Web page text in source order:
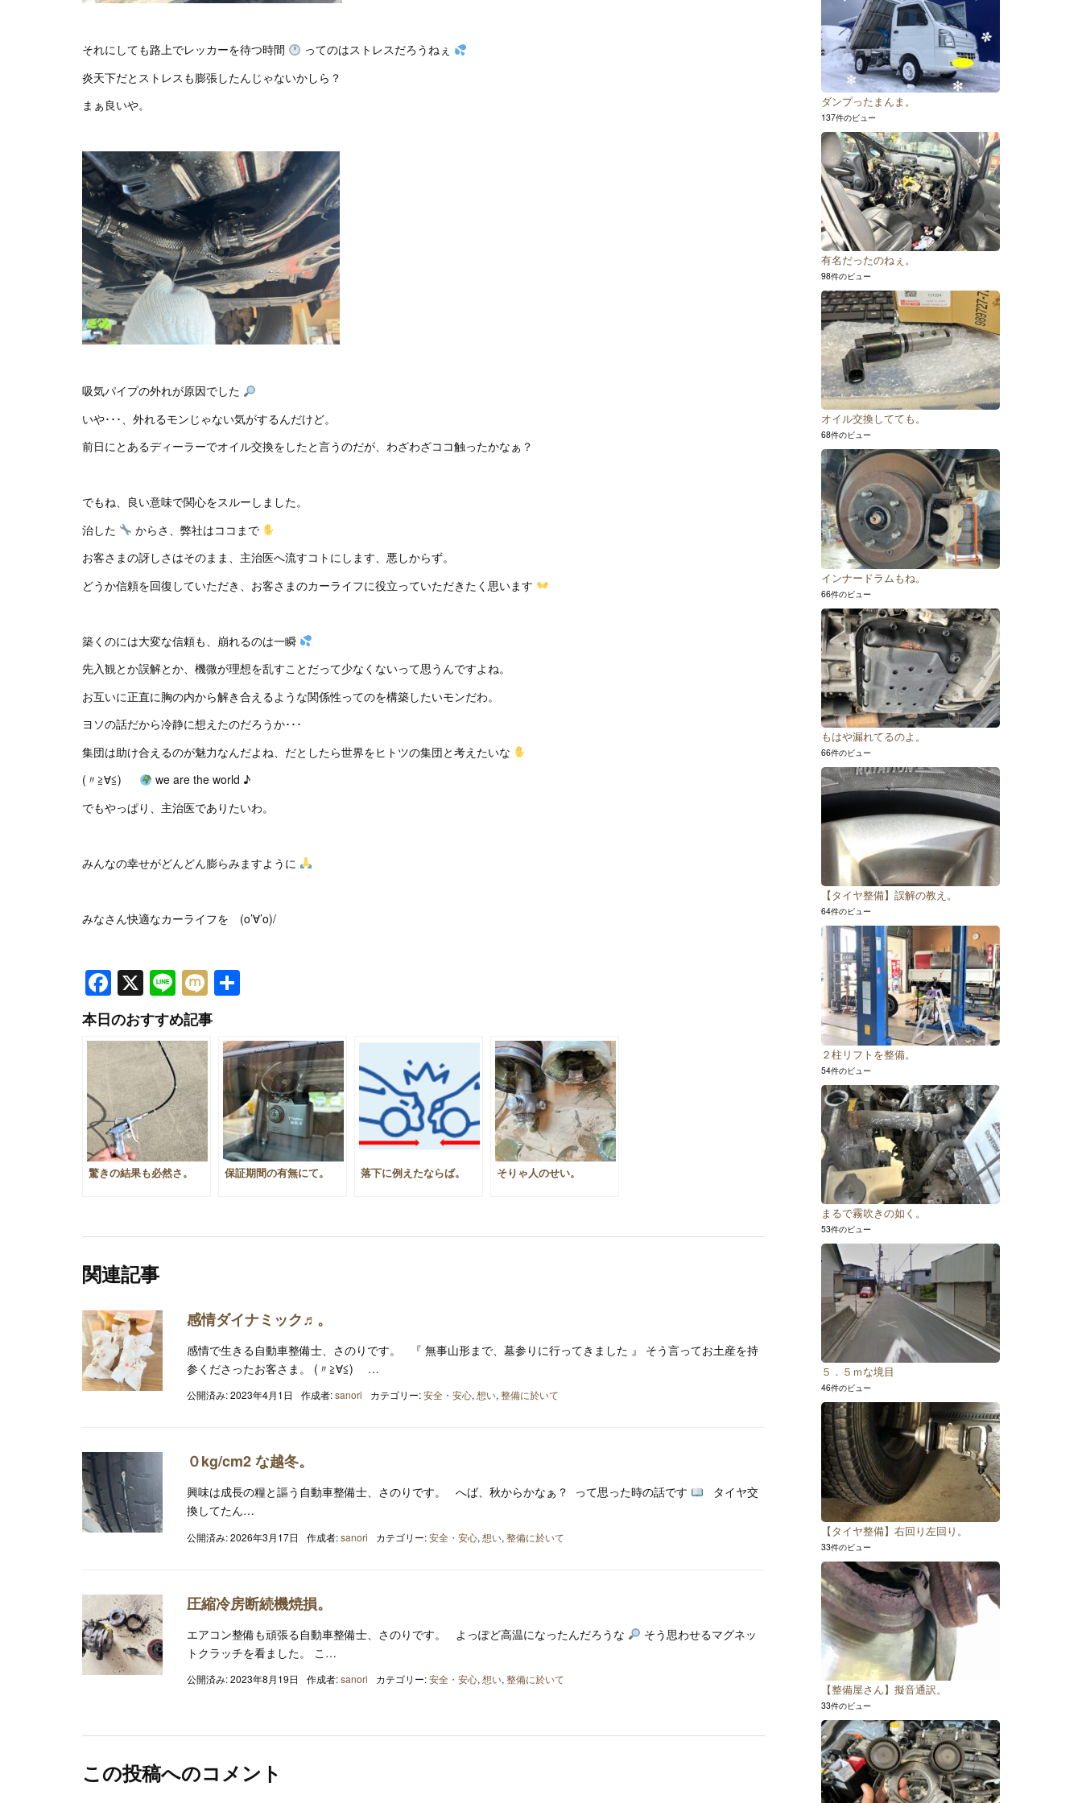
それにしても路上でレッカーを待つ時間
ってのはストレスだろうねぇ
炎天下だとストレスも膨張したんじゃないかしら？
まぁ良いや。
吸気パイプの外れが原因でした
いや･･･、外れるモンじゃない気がするんだけど。
前日にとあるディーラーでオイル交換をしたと言うのだが、わざわざココ触ったかなぁ？
でもね、良い意味で関心をスルーしました。
治した
からさ、弊社はココまで
お客さまの訝しさはそのまま、主治医へ流すコトにします、悪しからず。
どうか信頼を回復していただき、お客さまのカーライフに役立っていただきたく思います
築くのには大変な信頼も、崩れるのは一瞬
先入観とか誤解とか、機微が理想を乱すことだって少なくないって思うんですよね。
お互いに正直に胸の内から解き合えるような関係性ってのを構築したいモンだわ。
ヨソの話だから冷静に想えたのだろうか･･･
集団は助け合えるのが魅力なんだよね、だとしたら世界をヒトツの集団と考えたいな
(〃≧∀≦)ゞ
we are the world ♪
でもやっぱり、主治医でありたいわ。
みんなの幸せがどんどん膨らみますように
みなさん快適なカーライフを (o’∀’o)/
Facebook
X LineMixi
本日のおすすめ記事
驚きの結果も必然さ。 保証期間の有無にて。 落下に例えたならば。 そりゃ人のせい。
関連記事
感情ダイナミック♬。
感情で生きる自動車整備士、さのりです。 『 無事山形まで、墓参りに行ってきました 』 そう言ってお土産を持
参くださったお客さま。 (〃≧∀≦)ゞ …
公開済み: 2023年4月1日 作成者:sanori カテゴリー:安全・安心, 想い, 整備に於いて
０kg/cm2 な越冬。
興味は成長の糧と謳う自動車整備士、さのりです。 へば、秋からかなぁ？ って思った時の話です
タイヤ交
換してたん…
公開済み: 2026年3月17日 作成者:sanori カテゴリー:安全・安心, 想い, 整備に於いて
圧縮冷房断続機焼損。
エアコン整備も頑張る自動車整備士、さのりです。 よっぽど高温になったんだろうな
そう思わせるマグネッ
トクラッチを看ました。 こ…
公開済み: 2023年8月19日 作成者:sanori カテゴリー:安全・安心, 想い, 整備に於いて
この投稿へのコメント
ダンプったまんま。
137件のビュー
有名だったのねぇ。
98件のビュー
オイル交換してても。
68件のビュー
インナードラムもね。
66件のビュー
もはや漏れてるのよ。
66件のビュー
【タイヤ整備】誤解の教え。
64件のビュー
２柱リフトを整備。
54件のビュー
まるで霧吹きの如く。
53件のビュー
５．５ｍな境目
46件のビュー
【タイヤ整備】右回り左回り。
33件のビュー
【整備屋さん】擬音通訳。
33件のビュー